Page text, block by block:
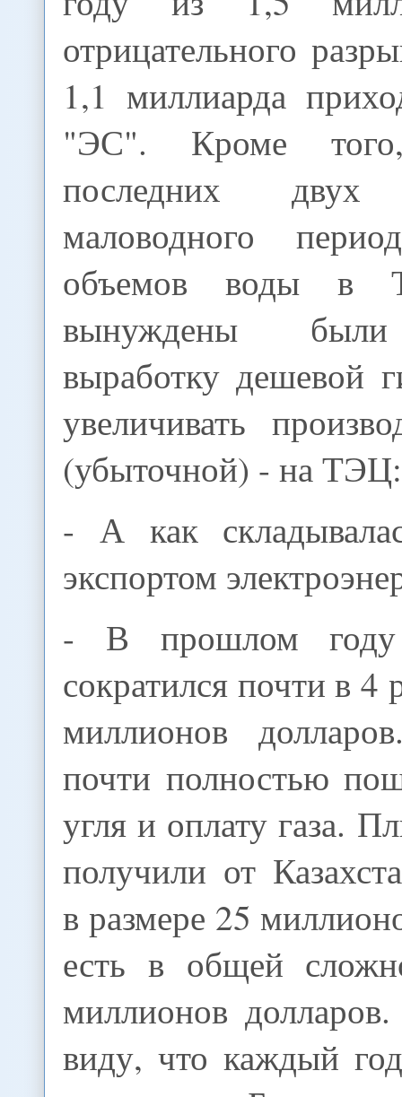
отрицательного
1,1 миллиарда
"ЭС". Кроме
последних
маловодного
объемов воды в
вынуждены
выработку дешевой
увеличивать
(убыточной) - на ТЭЦ:
- А как
экспортом
- В прошлом году
сократился почти в 4
миллионов
почти полностью
угля и оплату газа.
получили от
в размере 25
есть в общей
миллионов
виду, что каждый